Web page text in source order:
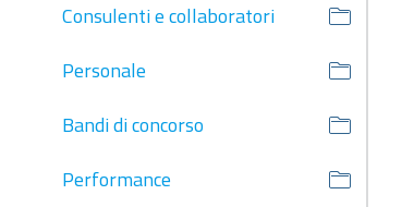
Consulenti e collaboratori
Personale
Bandi di concorso
Performance